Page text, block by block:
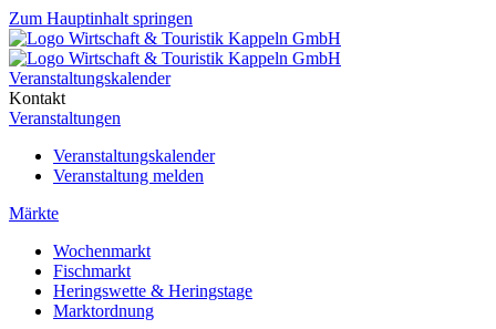
Zum Hauptinhalt springen
Veranstaltungskalender
Kontakt
Veranstaltungen
Veranstaltungskalender
Veranstaltung melden
Märkte
Wochenmarkt
Fischmarkt
Heringswette & Heringstage
Marktordnung